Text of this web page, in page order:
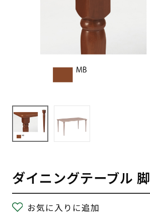
ダイニングテーブル 脚
お気に入りに追加